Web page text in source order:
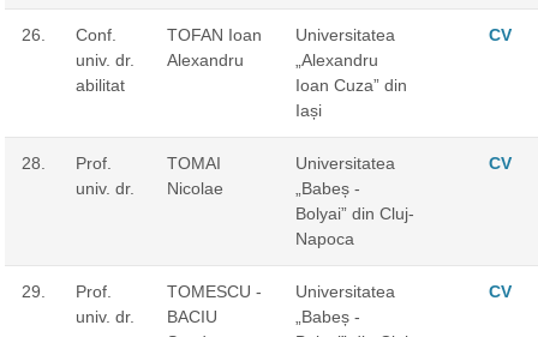
26.
Conf.
univ. dr.
abilitat
TOFAN Ioan
Alexandru
Universitatea
„Alexandru
Ioan Cuza” din
Iași
CV
28.
Prof.
univ. dr.
TOMAI
Nicolae
Universitatea
„Babeș -
Bolyai” din Cluj-
Napoca
CV
29.
Prof.
univ. dr.
TOMESCU -
BACIU
Universitatea
„Babeș -
CV